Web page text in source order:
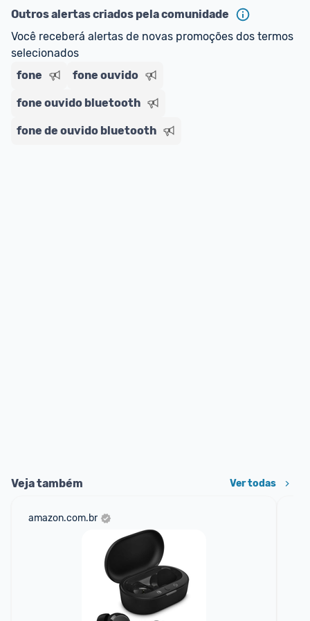
Outros alertas criados pela comunidade
Você receberá alertas de novas promoções dos termos
selecionados
fone
fone ouvido
fone ouvido bluetooth
fone de ouvido bluetooth
Veja também Ver todas
amazon.com.br